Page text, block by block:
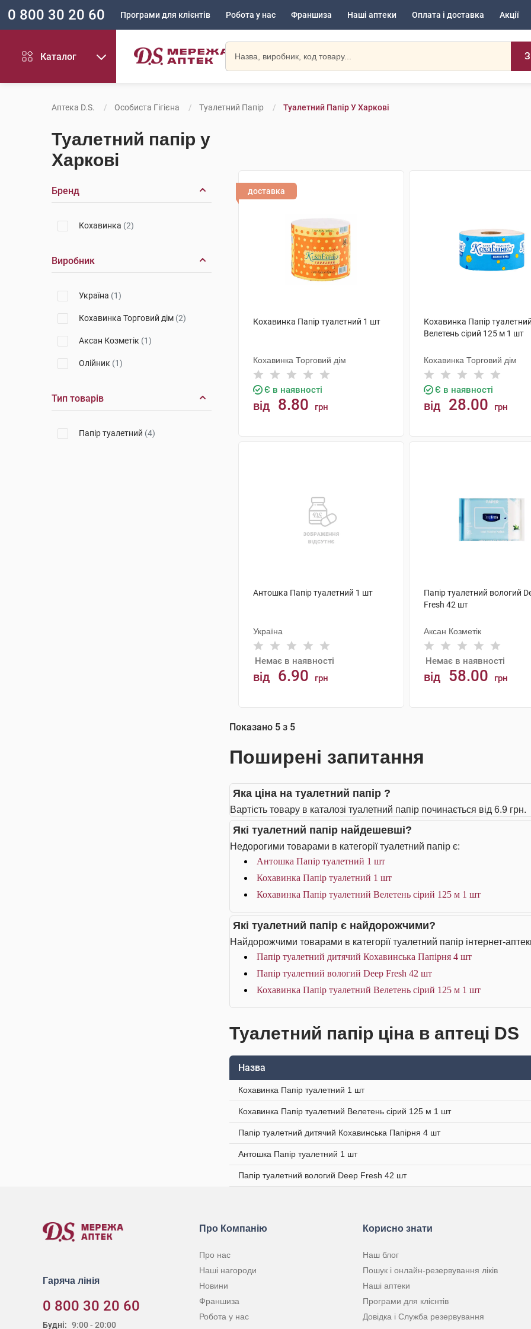
0 800 30 20 60 Програми для клієнтів Робота у нас Франшиза Наші аптеки Оплата і доставка Акції
Каталог
Аптека D.S. Особиста Гігієна Туалетний Папір Туалетний Папір У Харкові
Туалетний папір у
Харкові
Бренд
Кохавинка (2)
Виробник
Україна (1)
Кохавинка Торговий дім (2)
Аксан Козметік (1)
Олійник (1)
Тип товарів
Папір туалетний (4)
доставка
Кохавинка Папір туалетний 1 шт
Кохавинка Торговий дім
Є в наявності
від 8.80 грн
Кохавинка Папір
Велетень сірий 125 м 1 шт
Кохавинка Торговий дім
Є в наявності
від 28.00 грн
Антошка Папір туалетний 1 шт
Україна
Немає в наявності
від 6.90 грн
Папір туалетний вологий
Fresh 42 шт
Аксан Козметік
Немає в наявності
від 58.00 грн
Показано 5 з 5
Поширені запитання
Яка ціна на туалетний папір ?
Вартість товару в каталозі туалетний папір починається від 6.9 грн.
Які туалетний папір найдешевші?
Недорогими товарами в категорії туалетний папір є:
Антошка Папір туалетний 1 шт
Кохавинка Папір туалетний 1 шт
Кохавинка Папір туалетний Велетень сірий 125 м 1 шт
Які туалетний папір є найдорожчими?
Найдорожчими товарами в категорії туалетний папір інтернет-
Папір туалетний дитячий Кохавинська Папірня 4 шт
Папір туалетний вологий Deep Fresh 42 шт
Кохавинка Папір туалетний Велетень сірий 125 м 1 шт
Туалетний папір ціна в аптеці DS
Назва
Кохавинка Папір туалетний 1 шт
Кохавинка Папір туалетний Велетень сірий 125 м 1 шт
Папір туалетний дитячий Кохавинська Папірня 4 шт
Антошка Папір туалетний 1 шт
Папір туалетний вологий Deep Fresh 42 шт
Гаряча лінія
0 800 30 20 60
Будні: 9:00 - 20:00
Про Компанію
Про нас
Наші нагороди
Новини
Франшиза
Робота у нас
Корисно знати
Наш блог
Пошук і онлайн-резервування ліків
Наші аптеки
Програми для клієнтів
Довідка і Служба резервування